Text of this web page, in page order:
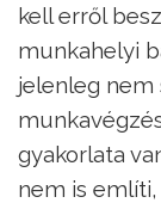
kell erről
munkahelyi
jelenleg nem
gyakorlata
nem is